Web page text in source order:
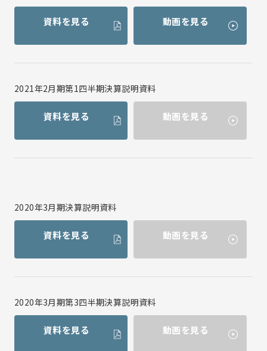
資料を見る 動画を見る
2021年2月期第1四半期決算説明資料
資料を見る 動画を見る
2020年3月期決算説明資料
資料を見る 動画を見る
2020年3月期第3四半期決算説明資料
資料を見る 動画を見る